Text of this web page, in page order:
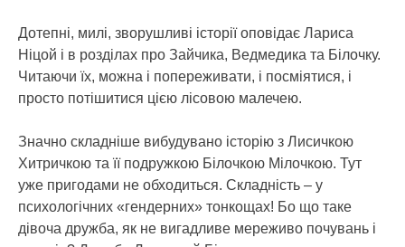
Дотепні, милі, зворушливі історії оповідає Лариса
Ніцой і в розділах про Зайчика, Ведмедика та Білочку.
Читаючи їх, можна і попереживати, і посміятися, і
просто потішитися цією лісовою малечею.
Значно складніше вибудувано історію з Лисичкою
Хитричкою та її подружкою Білочкою Мілочкою. Тут
уже пригодами не обходиться. Складність – у
психологічних «гендерних» тонкощах! Бо що таке
дівоча дружба, як не вигадливе мереживо почувань і